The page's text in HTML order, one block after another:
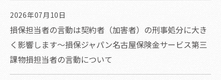
2026年07月10日
損保担当者の言動は契約者（加害者）の刑事処分に大き
く影響します～損保ジャパン名古屋保険金サービス第三
課物損担当者の言動について